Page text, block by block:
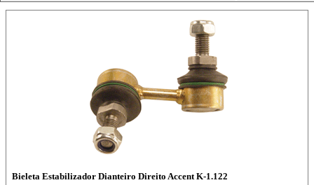
Bieleta Estabilizador Dianteiro Direito Accent K-1.122